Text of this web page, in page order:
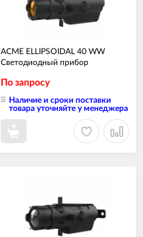
ACME ELLIPSOIDAL 40 WW
Светодиодный прибор
По запросу
Наличие и сроки поставки
товара уточняйте у менеджера